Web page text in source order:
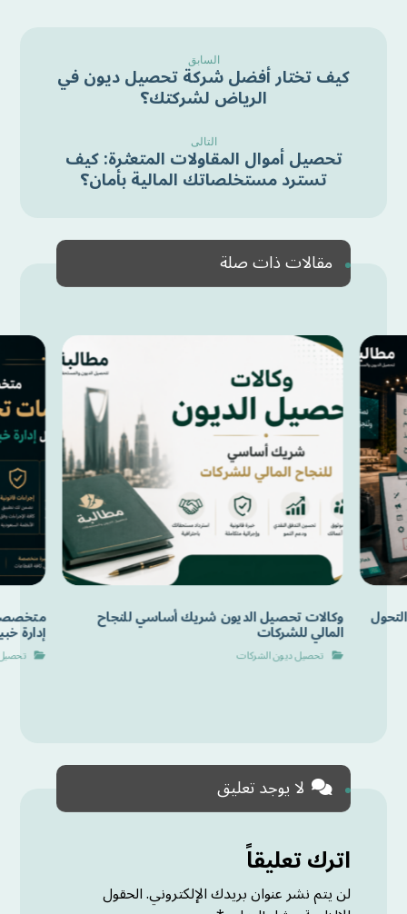
السابق
كيف تختار أفضل شركة تحصيل ديون في
الرياض لشركتك؟
التالى
تحصيل أموال المقاولات المتعثرة: كيف
تسترد مستخلصاتك المالية بأمان؟
مقالات ذات صلة
وكالات تحصيل الديون شريك أساسي للنجاح
المالي للشركات
تحصيل ديون الشركات
إدارة
لا يوجد تعليق
اترك تعليقاً
لن يتم نشر عنوان بريدك الإلكتروني.الحقول